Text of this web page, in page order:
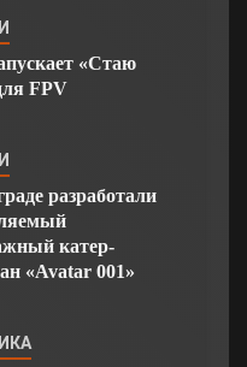
«Стаю
FPV
разработали
катер-
«Avatar 001»